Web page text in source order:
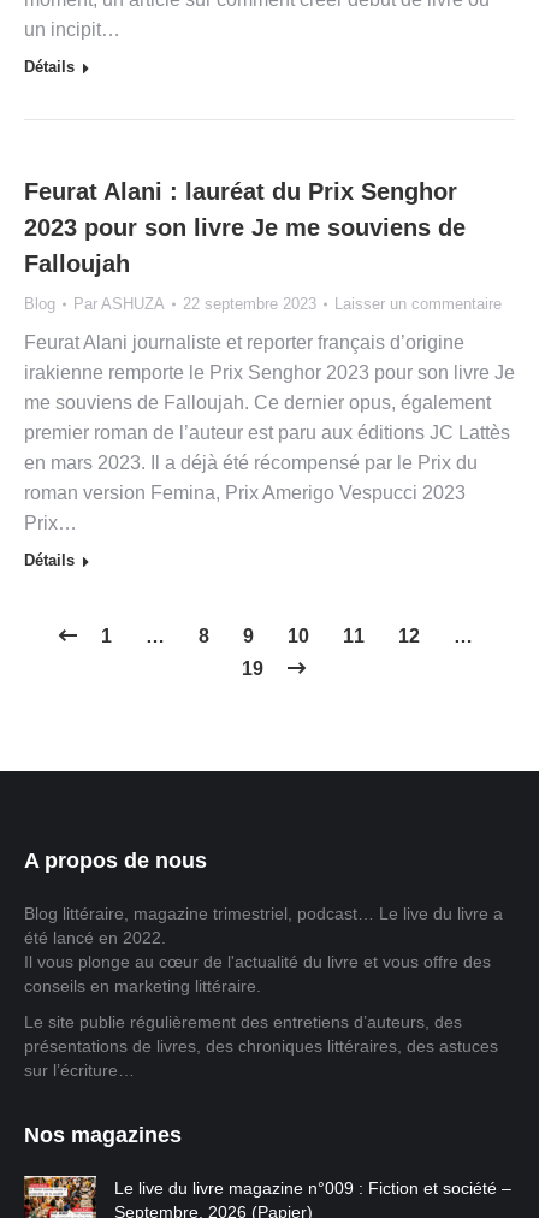
un incipit…
Détails
Feurat Alani : lauréat du Prix Senghor
2023 pour son livre Je me souviens de
Falloujah
Blog Par ASHUZA 22 septembre 2023 Laisser un commentaire
Feurat Alani journaliste et reporter français d’origine
irakienne remporte le Prix Senghor 2023 pour son livre Je
me souviens de Falloujah. Ce dernier opus, également
premier roman de l’auteur est paru aux éditions JC Lattès
en mars 2023. Il a déjà été récompensé par le Prix du
roman version Femina, Prix Amerigo Vespucci 2023
Prix…
Détails
1 … 8 9 10 11 12
…
19
A propos de nous
Blog littéraire, magazine trimestriel, podcast… Le live du livre a
été lancé en 2022.
Il vous plonge au cœur de l'actualité du livre et vous offre des
conseils en marketing littéraire.
Le site publie régulièrement des entretiens d’auteurs, des
présentations de livres, des chroniques littéraires, des astuces
sur l’écriture…
Nos magazines
Le live du livre magazine n°009 : Fiction et société –
Septembre, 2026 (Papier)